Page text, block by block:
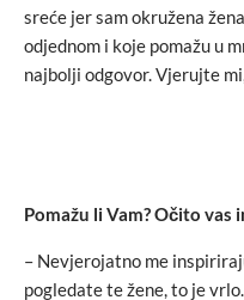
sreće jer sam okružena
odjednom i koje pomažu u
najbolji odgovor. Vjerujte
Pomažu li Vam? Očito vas
– Nevjerojatno me
pogledate te žene, to je